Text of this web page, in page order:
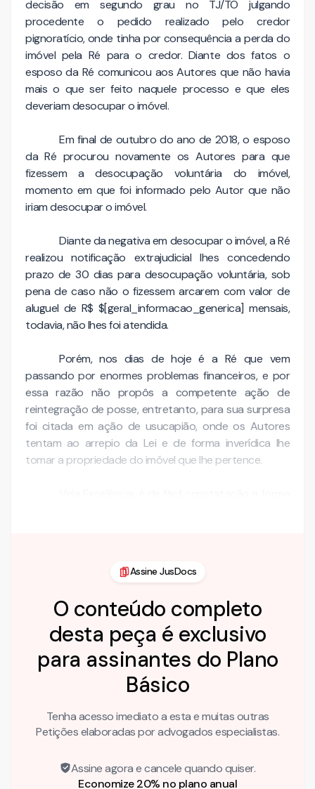
decisão em segundo grau no TJ/TO julgando
procedente o pedido realizado pelo credor
pignoratício, onde tinha por consequência a perda do
imóvel pela Ré para o credor. Diante dos fatos o
esposo da Ré comunicou aos Autores que não havia
mais o que ser feito naquele processo e que eles
deveriam desocupar o imóvel.
Em final de outubro do ano de 2018, o esposo
da Ré procurou novamente os Autores para que
fizessem a desocupação voluntária do imóvel,
momento em que foi informado pelo Autor que não
iriam desocupar o imóvel.
Diante da negativa em desocupar o imóvel, a Ré
realizou notificação extrajudicial lhes concedendo
prazo de 30 dias para desocupação voluntária, sob
pena de caso não o fizessem arcarem com valor de
aluguel de R$ $[geral_informacao_generica] mensais,
todavia, não lhes foi atendida.
Porém, nos dias de hoje é a Ré que vem
passando por enormes problemas financeiros, e por
essa razão não propôs a competente ação de
reintegração de posse, entretanto, para sua surpresa
foi citada em ação de usucapião, onde os Autores
tentam ao arrepio da Lei e de forma inverídica lhe
tomar a propriedade do imóvel que lhe pertence.
Assine JusDocs
O conteúdo completo
desta peça é exclusivo
para assinantes do Plano
Básico
Tenha acesso imediato a esta e muitas outras
Petições elaboradas por advogados especialistas.
Assine agora e cancele quando quiser.
Economize 20% no plano anual